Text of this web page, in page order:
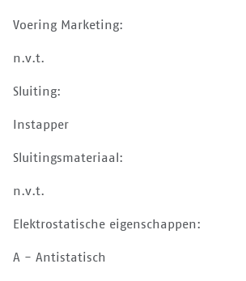
Voering Marketing:
n.v.t.
Sluiting:
Instapper
Sluitingsmateriaal:
n.v.t.
Elektrostatische eigenschappen:
A - Antistatisch